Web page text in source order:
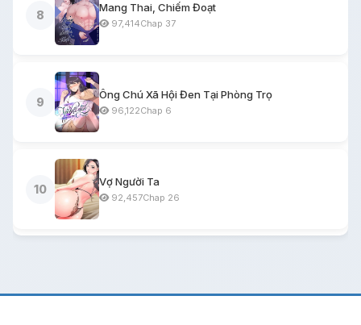
8
Mang Thai, Chiếm Đoạt
97,414Chap 37
9
Ông Chú Xã Hội Đen Tại Phòng Trọ
96,122Chap 6
10
Vợ Người Ta
92,457Chap 26